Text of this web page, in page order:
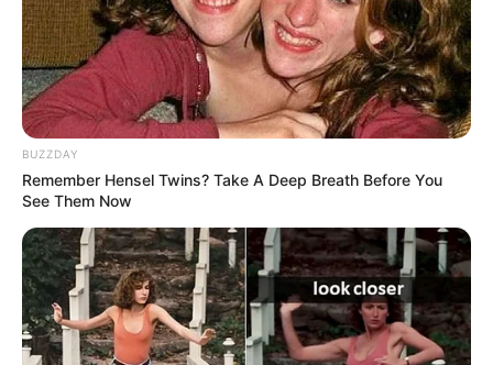
Μια σημαντική και δίκαιη
ανάλυση της ομιλίας του
Πούτιν.. Ο οποίος δεν...
ΙΡΙΔΙΖΟΝΤΕΣ ΘΩΡΑΚΕΣ
ΠΟΛΕΜΙΣΤΩΝ
ΑΝΤΑΝΑΚΛΟΥΝ ΤΟ ΦΩΣ ΣΤΟ
ΣΤΕΡΕΩΜΑ ΚΑΙ ΣΦΡΑΓΙΖΟΥΝ
ΤΗΝ ΝΥΧΤΑ.
BUZZDAY
Remember Hensel Twins? Take A Deep Breath Before You
See Them Now